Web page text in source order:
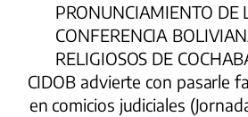
PRONUNCIAMIENTO DE
CONFERENCIA
RELIGIOSOS DE
CIDOB advierte con pasarle
en comicios judiciales